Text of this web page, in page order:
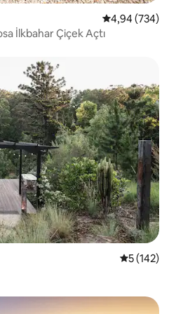
5 üzerinden
4,94 (734)
İlkbahar Çiçek Açtı
beğenilenler arasında
55 (142)